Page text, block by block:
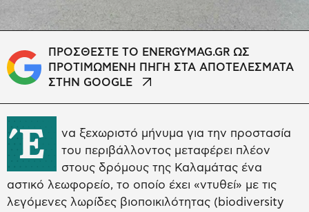
ΠΡΟΣΘΕΣΤΕ ΤΟ ENERGYMAG.GR ΩΣ
ΠΡΟΤΙΜΩΜΕΝΗ ΠΗΓΗ ΣΤΑ ΑΠΟΤΕΛΕΣΜΑΤΑ
ΣΤΗΝ GOOGLE
Έ
να ξεχωριστό μήνυμα για την προστασία
του περιβάλλοντος μεταφέρει πλέον
στους δρόμους της Καλαμάτας ένα
αστικό λεωφορείο, το οποίο έχει «ντυθεί» με τις
λεγόμενες λωρίδες βιοποικιλότητας (biodiversity